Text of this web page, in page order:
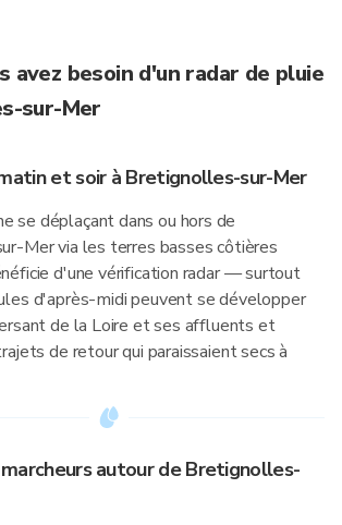
avez besoin d'un radar de pluie
sur-Mer
et soir à Bretignolles-sur-Mer
se déplaçant dans ou hors de
Mer via les terres basses côtières
d'une vérification radar — surtout
d'après-midi peuvent se développer
de la Loire et ses affluents et
de retour qui paraissaient secs à
autour de Bretignolles-